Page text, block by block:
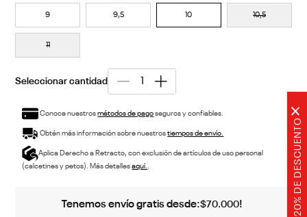
20% DE DESCUENTO
×
9 9,5 10 10,5
11
Conoce nuestrosmétodos de pagoseguros y confiables.
Obtén más información sobre nuestrostiempos de envío.
Aplica Derecho a Retracto, con exclusión de artículos de uso personal
(calcetines y petos). Más detallesaquí..
Tenemos envío gratis desde:$70.000!